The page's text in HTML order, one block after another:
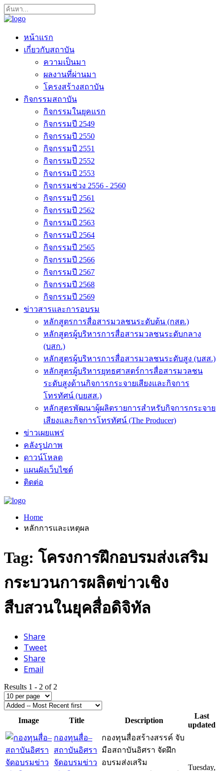
หน้าแรก
เกี่ยวกับสถาบัน
ความเป็นมา
ผลงานที่ผ่านมา
โครงสร้างสถาบัน
กิจกรรมสถาบัน
กิจกรรมในยุคแรก
กิจกรรมปี 2549
กิจกรรมปี 2550
กิจกรรมปี 2551
กิจกรรมปี 2552
กิจกรรมปี 2553
กิจกรรมช่วง 2556 - 2560
กิจกรรมปี 2561
กิจกรรมปี 2562
กิจกรรมปี 2563
กิจกรรมปี 2564
กิจกรรมปี 2565
กิจกรรมปี 2566
กิจกรรมปี 2567
กิจกรรมปี 2568
กิจกรรมปี 2569
ข่าวสารและการอบรม
หลักสูตรการสื่อสารมวลชนระดับต้น (กสต.)
หลักสูตรผู้บริหารการสื่อสารมวลชนระดับกลาง
(บสก.)
หลักสูตรผู้บริหารการสื่อสารมวลชนระดับสูง (บสส.)
หลักสูตรผู้บริหารยุทธศาสตร์การสื่อสารมวลชน
ระดับสูงด้านกิจการกระจายเสียงและกิจการ
โทรทัศน์ (บยสส.)
หลักสูตรพัฒนาผู้ผลิตรายการสำหรับกิจการกระจาย
เสียงและกิจการโทรทัศน์ (The Producer)
ข่าวเผยแพร่
คลังรูปภาพ
ดาวน์โหลด
แผนผังเว็บไซต์
ติดต่อ
Home
หลักการและเหตุผล
Tag: โครงการฝึกอบรมส่งเสริม
กระบวนการผลิตข่าวเชิง
สืบสวนในยุคสื่อดิจิทัล
Share
Tweet
Share
Email
Results 1 - 2 of 2
Image Title Description
Last
updated
กองทุนสื่อ–
สถาบันอิศรา
จัดอบรมข่าว
กองทุนสื่อสร้างสรรค์ จับ
มือสถาบันอิศรา จัดฝึก
อบรมส่งเสริม
Tuesday,